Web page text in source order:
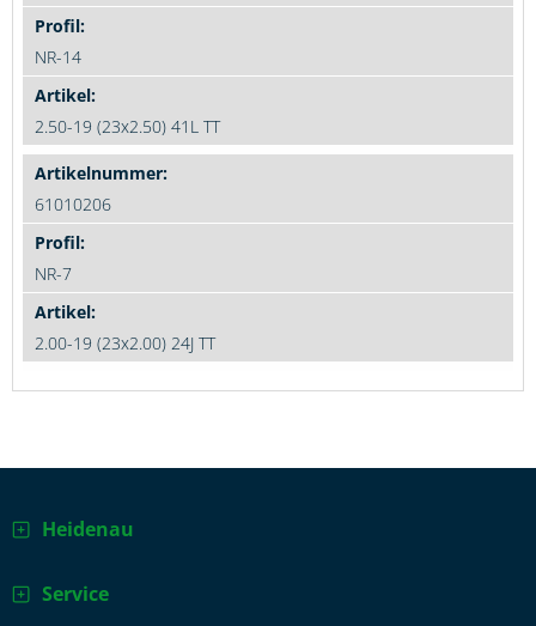
NR-14
2.50-19 (23x2.50) 41L TT
61010206
NR-7
2.00-19 (23x2.00) 24J TT
Heidenau
Service